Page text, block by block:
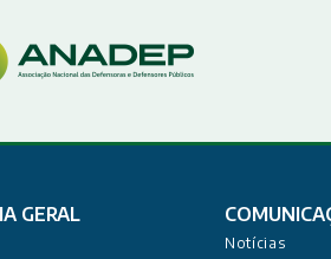
GERAL
Notícias